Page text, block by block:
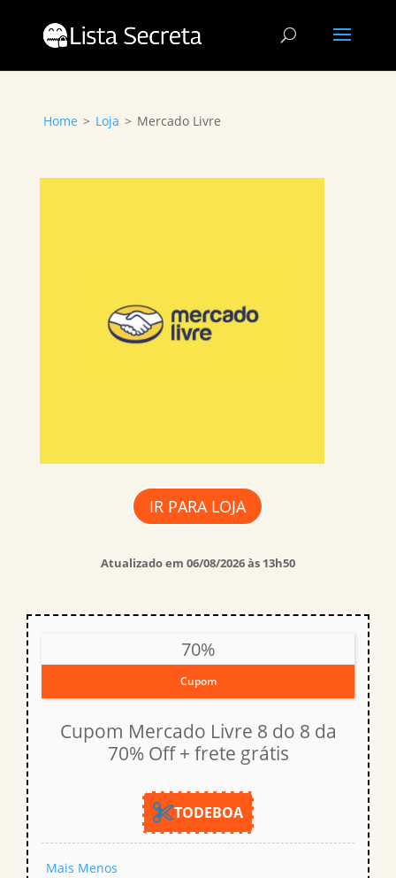
Home > Loja > Mercado Livre
IR PARA LOJA
Atualizado em 06/08/2026 às 13h50
70%
Cupom
Cupom Mercado Livre 8 do 8 da
70% Off + frete grátis
TODEBOA
Mais Menos